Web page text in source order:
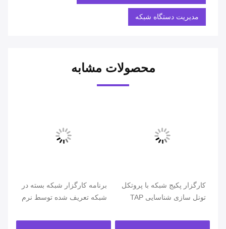
مدیریت دستگاه شبکه
محصولات مشابه
کارگزار پکیج شبکه با پروتکل
تونل سازی شناسایی TAP
برنامه کارگزار شبکه بسته در
شبکه تعریف شده توسط نرم